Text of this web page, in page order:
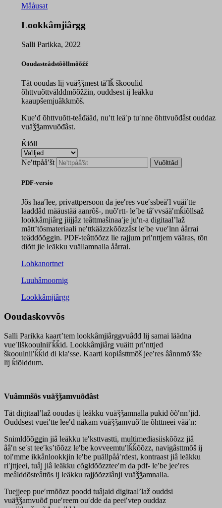
Mååusat
Lookkâmjiârgg
Salli Parikka, 2022
Ooudasteâđstõõllmõõžž
Tät ooudas lij vuäǯǯmest tåʹlǩ škooulid
õhttvuõttvälddmõõžžin, ouddsest ij leäkku
kaaupšemjuâkkmõš.
Kueʹđ õhttvuõtt-teâđääd, nuʹtt leäʹp tuʹnne õhttvuõđâst ouddaz
vuäǯǯamvuõđâst.
Ǩiõll
Neʹttpååʹšt Vuõlttâd
PDF-versio
Jõs haaʹlee, privattpersoon da jeeʹres vueʹssbeäʹl vuäiʹtte
laaddâd määustää aanrõš-, nuõʹrtt- leʹbe tâʹvvsääʹmǩiõllsaž
lookkâmjiârǥ jiijjâz teâttmašinaaʹje juʹn-a digitaalʼlaž
mättʼtõsmateriaali neʹttkääzzkõõzzâst leʹbe vueʹlnn åårrai
teäddõõǥǥin. PDF-teâttõõzz lie rajjum priʹnttjem vääras, tõn
diõtt jie leäkku vuällamnalla åårrai.
Lohkanortnet
Luuhâmoornig
Lookkâmjiârgg
Ooudaskovvõs
Salli Parikka kaartʼtem lookkâmjiârggvuâđđ lij samai läädna
vueʹllškooulniiʹǩǩid. Lookkâmjiârǥ vuäitt priʹnttjed
škooulniiʹǩǩid di klaʹsse. Kaarti kopiâsttmõš jeeʹres âânnmõʹšše
lij ǩiõlddum.
Vuâmmšõs vuäǯǯamvuõđâst
Tät digitaalʼlaž ooudas ij leäkku vuäǯǯamnalla pukid õõʹnnʼjid.
Ouddsest vueiʹtte leeʹd näkam vuäǯǯamvuõʹtte õhttneei vääʹn:
Snimldõõǥǥin jiâ leäkku teʹksttvastti, multimediasiiskõõzz jiâ
ââʹn seʹst teeʹksʼtõõzz leʹbe kovveemtuʹlǩǩõõzz, navigâsttmõš ij
toiʹmme ikkânlookkjin leʹbe puällpååʹrdest, kontraast jiâ leäkku
riʹjttjeei, tuâj jiâ leäkku cõgldõõzzteeʹm da pdf- leʹbe jeeʹres
meâlddõsteâttõs ij leäkku rajjõõzzlânji vuäǯǯamnalla.
Tuejjeep pueʹrmõõzz poodd tuâjaid digitaalʼlaž ouddsi
vuäǯǯamvuõđ pueʹreem ouʹdde da peeiʹvtep ouddaz